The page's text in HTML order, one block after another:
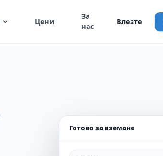
Цени
За
нас
Влезте
Готово за вземане